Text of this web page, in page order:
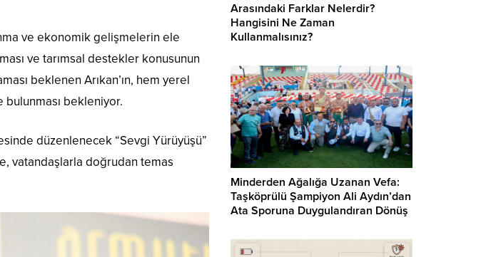
ve ekonomik gelişmelerin ele
ve tarımsal destekler konusunun
beklenen Arıkan’ın, hem yerel
bekleniyor.
düzenlenecek “Sevgi Yürüyüşü”
vatandaşlarla doğrudan temas
Arasındaki Farklar Nelerdir?
Hangisini Ne Zaman
Kullanmalısınız?
Minderden Ağalığa Uzanan Vefa:
Taşköprülü Şampiyon Ali Aydın’dan
Ata Sporuna Duygulandıran Dönüş